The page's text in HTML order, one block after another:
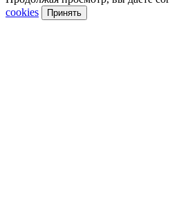
cookies
Принять